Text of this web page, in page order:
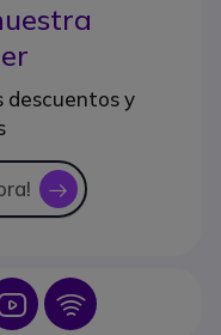
descuentos y
icon
Icon Icon